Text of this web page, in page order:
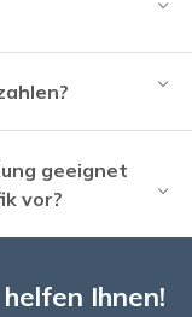
geeignet
vor?
Ihnen!